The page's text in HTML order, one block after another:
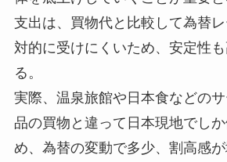
支出は、買物代と比較して為替
対的に受けにくいため、安定性
る。
実際、温泉旅館や日本食などの
品の買物と違って日本現地でし
め、為替の変動で多少、割高感